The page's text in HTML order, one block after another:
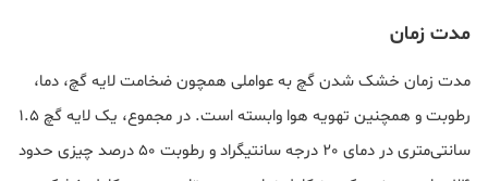
مدت زمان
مدت زمان خشک شدن گچ به عواملی همچون ضخامت لایه گچ، دما،
رطوبت و همچنین تهویه هوا وابسته است. در مجموع، یک لایه گچ 1.5
سانتی‌متری در دمای 20 درجه سانتیگراد و رطوبت 50 درصد چیزی حدود